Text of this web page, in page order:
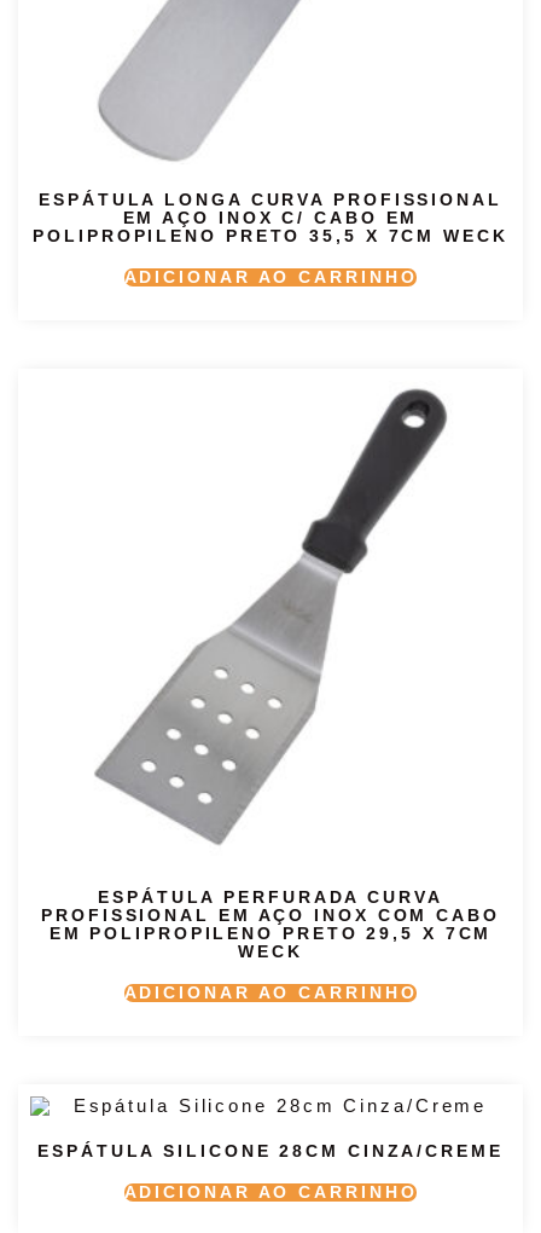
ESPÁTULA LONGA CURVA PROFISSIONAL
EM AÇO INOX C/ CABO EM
POLIPROPILENO PRETO 35,5 X 7CM WECK
ADICIONAR AO CARRINHO
ESPÁTULA PERFURADA CURVA
PROFISSIONAL EM AÇO INOX COM CABO
EM POLIPROPILENO PRETO 29,5 X 7CM
WECK
ADICIONAR AO CARRINHO
ESPÁTULA SILICONE 28CM CINZA/CREME
ADICIONAR AO CARRINHO